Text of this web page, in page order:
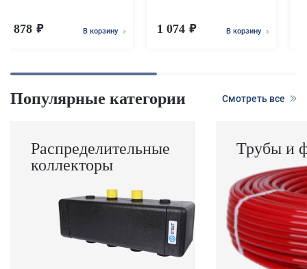
878 В корзину 1 074 В корзину
Популярные категории Смотреть все
Распределительные
коллекторы
Трубы и